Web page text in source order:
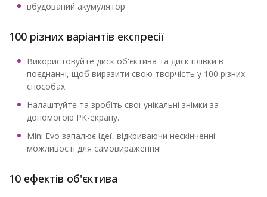
вбудований акумулятор
100 різних варіантів експресії
Використовуйте диск об'єктива та диск плівки в
поєднанні, щоб виразити свою творчість у 100 різних
способах.
Налаштуйте та зробіть свої унікальні знімки за
допомогою РК-екрану.
Mini Evo запалює ідеї, відкриваючи нескінченні
можливості для самовираження!
10 ефектів об'єктива